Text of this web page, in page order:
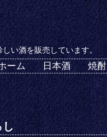
い酒を販売しています。
ーム 日本酒 焼酎
し